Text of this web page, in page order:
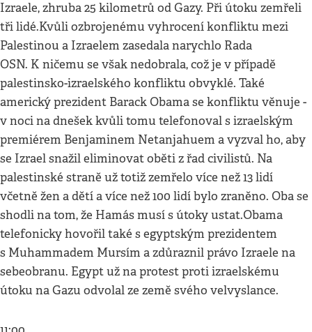
Izraele, zhruba 25 kilometrů od Gazy. Při útoku zemřeli
tři lidé.Kvůli ozbrojenému vyhrocení konfliktu mezi
Palestinou a Izraelem zasedala narychlo Rada
OSN. K ničemu se však nedobrala, což je v případě
palestinsko-izraelského konfliktu obvyklé. Také
americký prezident Barack Obama se konfliktu věnuje -
v noci na dnešek kvůli tomu telefonoval s izraelským
premiérem Benjaminem Netanjahuem a vyzval ho, aby
se Izrael snažil eliminovat oběti z řad civilistů. Na
palestinské straně už totiž zemřelo více než 13 lidí
včetně žen a dětí a více než 100 lidí bylo zraněno. Oba se
shodli na tom, že Hamás musí s útoky ustat.Obama
telefonicky hovořil také s egyptským prezidentem
s Muhammadem Mursím a zdůraznil právo Izraele na
sebeobranu. Egypt už na protest proti izraelskému
útoku na Gazu odvolal ze země svého velvyslance.